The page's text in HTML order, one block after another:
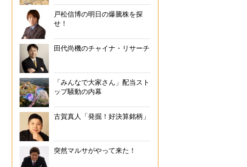
戸松信博の明日の爆騰株を探
せ！
田代尚機のチャイナ・リサーチ
「みんなで大家さん」配当スト
ップ騒動の内幕
古賀真人「発掘！好決算銘柄」
突然マルサがやって来た！